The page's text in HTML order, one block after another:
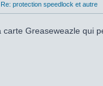
Re: protection speedlock et autre
carte Greaseweazle qui